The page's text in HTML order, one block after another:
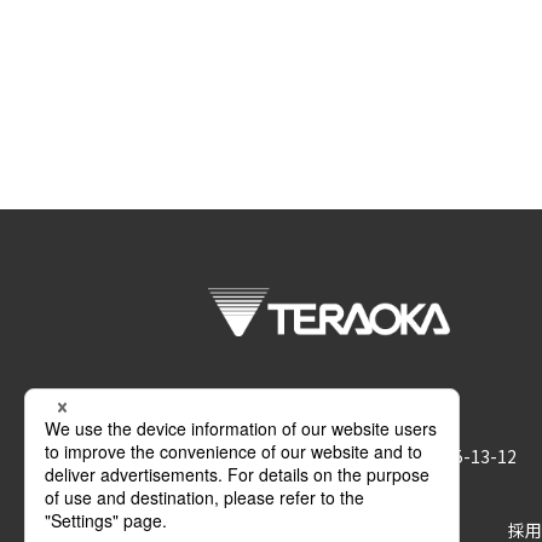
〒146-8580 東京都大田区久が原5-13-12
採